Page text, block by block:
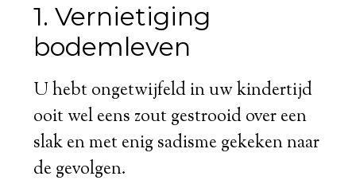
1. Vernietiging
bodemleven
U hebt ongetwijfeld in uw kindertijd
ooit wel eens zout gestrooid over een
slak en met enig sadisme gekeken naar
de gevolgen.